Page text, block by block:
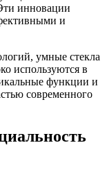
инновации
и
умные стекла
используются в
функции и
современного